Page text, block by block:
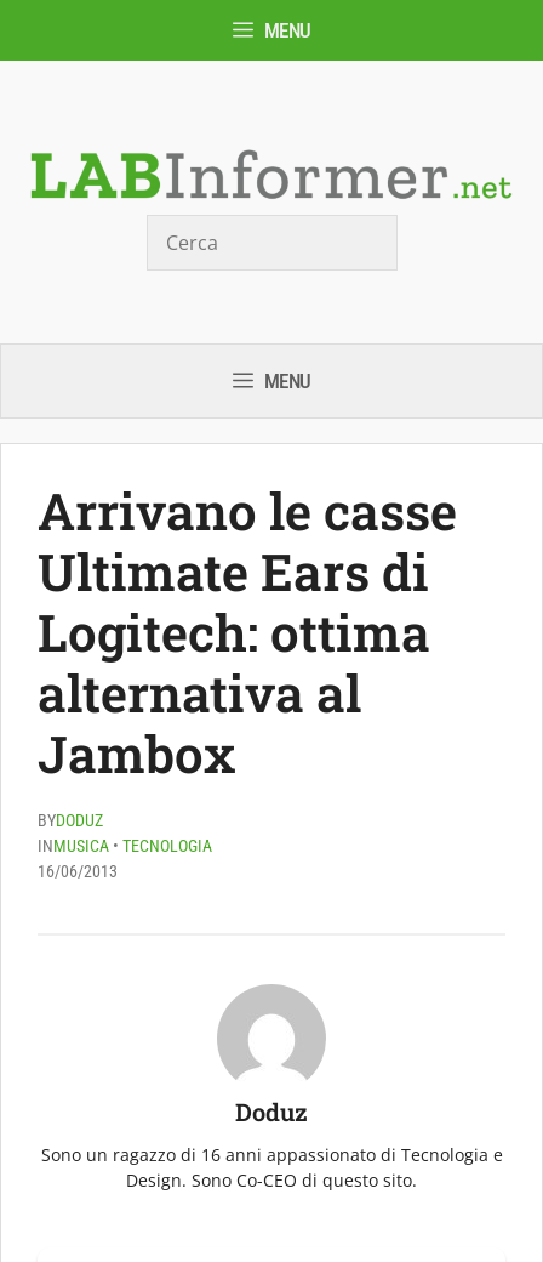
MENU
MENU
Arrivano le casse
Ultimate Ears di
Logitech: ottima
alternativa al
Jambox
BYDODUZ
INMUSICA • TECNOLOGIA
16/06/2013
Doduz
Sono un ragazzo di 16 anni appassionato di Tecnologia e
Design. Sono Co-CEO di questo sito.